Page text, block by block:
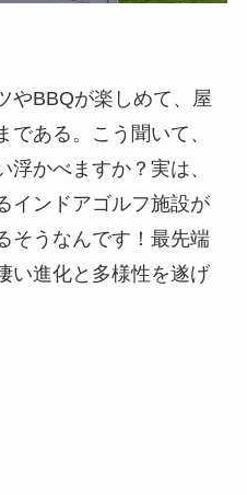
やBBQが楽しめて、屋
ある。こう聞いて、
かべますか？実は、
インドアゴルフ施設が
そうなんです！最先端
い進化と多様性を遂げ